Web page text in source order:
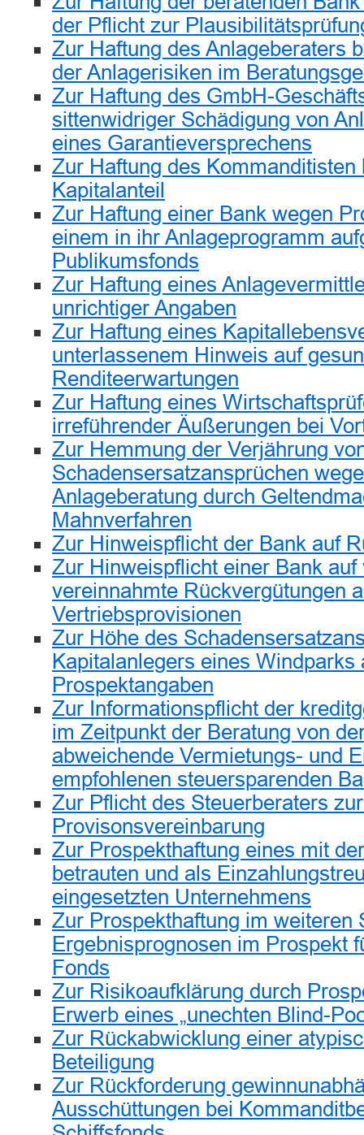
der Pflicht zur
Zur Haftung des Anlageberaters
der Anlagerisiken im
Zur Haftung des GmbH-
sittenwidriger Schädigung von
eines Garantieversprechens
Zur Haftung des Kommanditisten
Kapitalanteil
Zur Haftung einer Bank wegen
einem in ihr Anlageprogramm
Publikumsfonds
Zur Haftung eines
unrichtiger Angaben
Zur Haftung eines
unterlassenem Hinweis auf
Renditeerwartungen
Zur Haftung eines
irreführender Äußerungen bei
Zur Hemmung der Verjährung
Schadensersatzansprüchen
Anlageberatung durch
Mahnverfahren
Zur Hinweispflicht der Bank auf
Zur Hinweispflicht einer Bank auf
vereinnahmte Rückvergütungen
Vertriebsprovisionen
Zur Höhe des
Kapitalanlegers eines
Prospektangaben
Zur Informationspflicht der
im Zeitpunkt der Beratung von
abweichende Vermietungs- und
empfohlenen steuersparenden
Zur Pflicht des Steuerberaters
Provisonsvereinbarung
Zur Prospekthaftung eines mit
betrauten und als
eingesetzten Unternehmens
Zur Prospekthaftung im weiteren
Ergebnisprognosen im Prospekt
Fonds
Zur Risikoaufklärung durch
Erwerb eines „unechten Blind-
Zur Rückabwicklung einer
Beteiligung
Zur Rückforderung
Ausschüttungen bei